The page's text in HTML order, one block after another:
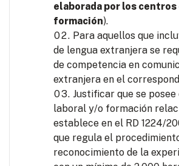
elaborada por los centros
formación).
Para aquellos que
de lengua extranjera se
de competencia en
extranjera en el
Justificar que se
laboral y/o formación
establece en el RD 1224/
que regula el
reconocimiento de la